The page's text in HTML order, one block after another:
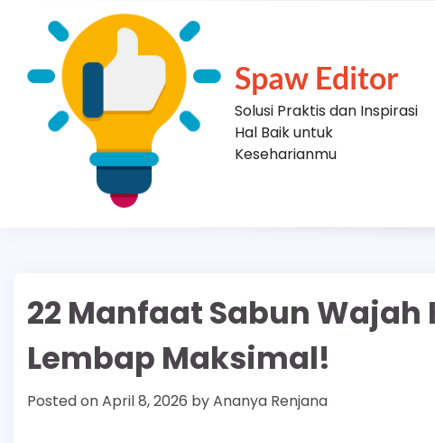
Spaw Editor
Solusi Praktis dan Inspirasi
Hal Baik untuk
Keseharianmu
22 Manfaat Sabun
Lembap Maksimal!
Posted onApril 8, 2026 byAnanya Renjana